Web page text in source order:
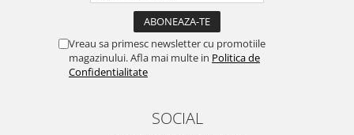
Vreau sa primesc newsletter cu promotiile
magazinului. Afla mai multe in Politica de
Confidentialitate
SOCIAL